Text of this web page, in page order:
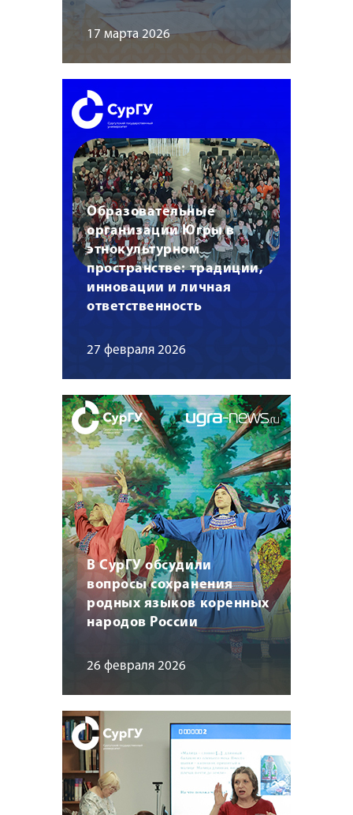
17 марта 2026
Образовательные
организации Югры в
этнокультурном
пространстве: традиции,
инновации и личная
ответственность
27 февраля 2026
В СурГУ обсудили
вопросы сохранения
родных языков коренных
народов России
26 февраля 2026